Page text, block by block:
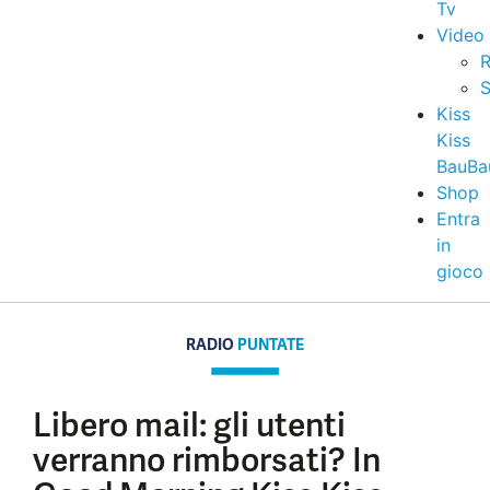
Tv
Video
Kiss
Kiss
Shop
Entra
in
gioco
RADIO PUNTATE
Libero mail: gli utenti
verranno rimborsati? In